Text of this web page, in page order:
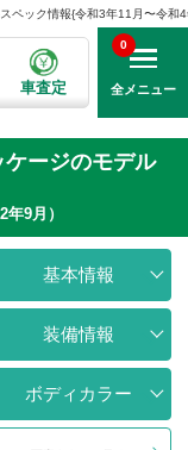
ペック情報{令和3年11月〜令
車査定 全メニュー
0
ケージのモデル
9月）
基本情報
装備情報
ボディカラー